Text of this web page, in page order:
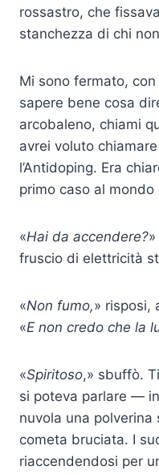
rossastro, che
stanchezza di chi
Mi sono fermato,
sapere bene cosa
arcobaleno, chiami
avrei voluto chiamare
l’Antidoping. Era
primo caso al
«Hai da accendere?
fruscio di elettricità
«Non fumo,» risposi,
«E non credo che la
«Spiritoso,» sbuffò.
si poteva parlare —
nuvola una
cometa bruciata. I
riaccendendosi per